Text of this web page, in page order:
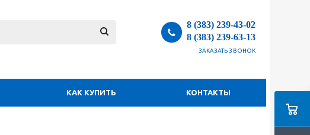
8 (383) 239-43-02
8 (383) 239-63-13
ЗАКАЗАТЬ ЗВОНОК
КАК КУПИТЬ КОНТАКТЫ